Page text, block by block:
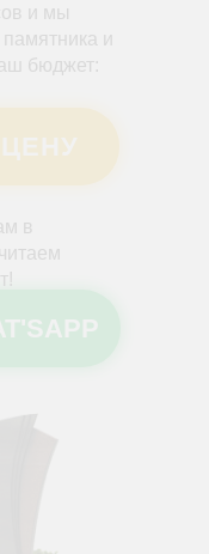
и мы
и
бюджет:
в